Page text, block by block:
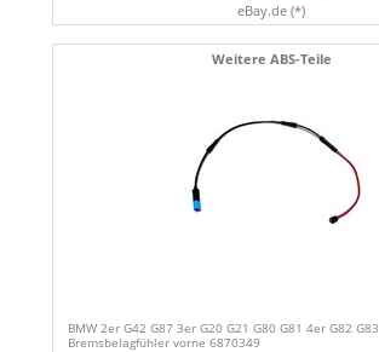
eBay.de (*)
Weitere ABS-Teile
BMW 2er G42 G87 3er G20 G21 G80 G81 4er G82 G83
Bremsbelagfühler vorne 6870349